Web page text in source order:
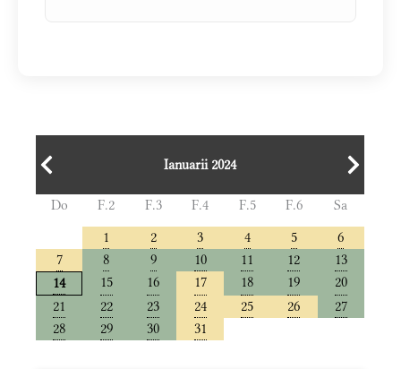
Ianuarii 2024
Do F.2 F.3 F.4 F.5 F.6
Sa
1
2 3 4 5
6
7
8 9 10 11 12
13
14
15 16 17 18 19
20
21
22 23 24 25 26
27
28
29 30 31